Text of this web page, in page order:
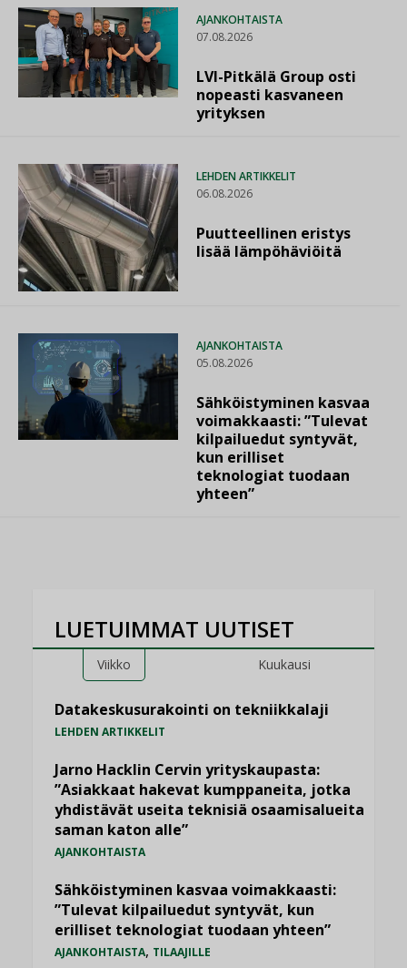
AJANKOHTAISTA
07.08.2026
LVI-Pitkälä Group osti
nopeasti kasvaneen
yrityksen
LEHDEN ARTIKKELIT
06.08.2026
Puutteellinen eristys
lisää lämpöhäviöitä
AJANKOHTAISTA
05.08.2026
Sähköistyminen kasvaa
voimakkaasti: ”Tulevat
kilpailuedut syntyvät,
kun erilliset
teknologiat tuodaan
yhteen”
LUETUIMMAT UUTISET
Viikko Kuukausi
Datakeskusurakointi on tekniikkalaji
LEHDEN ARTIKKELIT
Jarno Hacklin Cervin yrityskaupasta:
”Asiakkaat hakevat kumppaneita, jotka
yhdistävät useita teknisiä osaamisalueita
saman katon alle”
AJANKOHTAISTA
Sähköistyminen kasvaa voimakkaasti:
”Tulevat kilpailuedut syntyvät, kun
erilliset teknologiat tuodaan yhteen”
AJANKOHTAISTA, TILAAJILLE